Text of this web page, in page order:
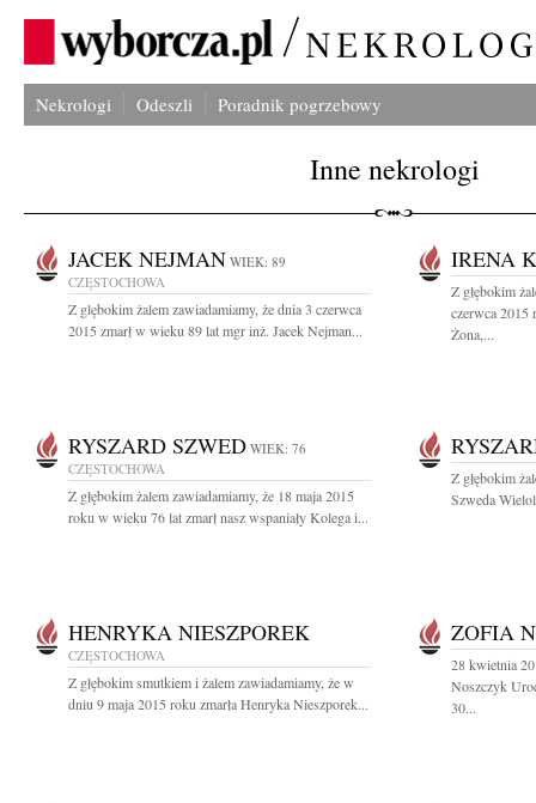
Nekrologi Odeszli Poradnik pogrzebowy
Inne nekrologi
JACEK NEJMAN WIEK: 89
CZĘSTOCHOWA
Z glębokim żalem zawiadamiamy, że dnia 3 czerwca
2015 zmarł w wieku 89 lat mgr inż. Jacek Nejman...
IRENA
Z głębokim
czerwca 2015
Żona,...
RYSZARD SZWED WIEK: 76
CZĘSTOCHOWA
Z głębokim żalem zawiadamiamy, że 18 maja 2015
roku w wieku 76 lat zmarł nasz wspaniały Kolega i...
Z głębokim
Szweda
HENRYKA NIESZPOREK
CZĘSTOCHOWA
Z głębokim smutkiem i żalem zawiadamiamy, że w
dniu 9 maja 2015 roku zmarła Henryka Nieszporek...
ZOFIA
28 kwietnia
Noszczyk
30...